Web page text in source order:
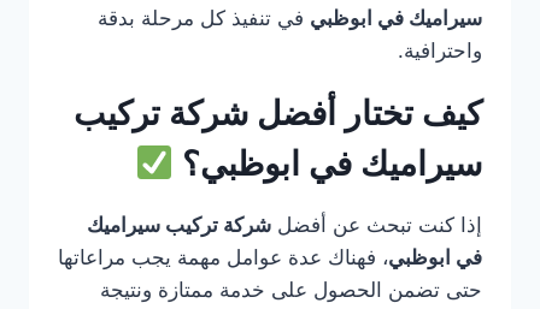
سيراميك في ابوظبي في تنفيذ كل مرحلة بدقة
واحترافية.
كيف تختار أفضل شركة تركيب
سيراميك في ابوظبي؟
إذا كنت تبحث عن أفضل شركة تركيب سيراميك
في ابوظبي، فهناك عدة عوامل مهمة يجب مراعاتها
حتى تضمن الحصول على خدمة ممتازة ونتيجة